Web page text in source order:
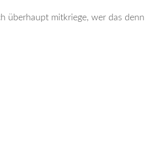
überhaupt mitkriege, wer das denn